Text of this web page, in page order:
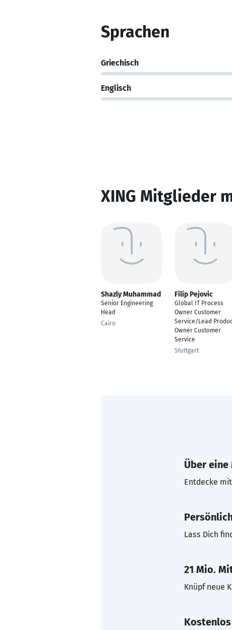
Sprachen
Griechisch
Englisch
XING Mitglieder
Shazly Muhammad
Senior Engineering
Head
Cairo
Filip Pejovic
Global IT Process
Owner Customer
Service/Lead
Owner Customer
Service
Stuttgart
Über
Entdecke
Lass Dich
21 Mio.
Knüpf neue